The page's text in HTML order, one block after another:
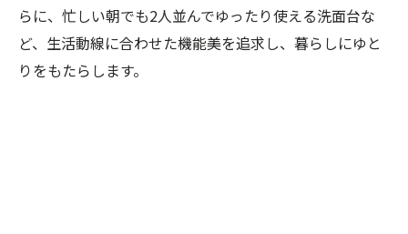
らに、忙しい朝でも2人並んでゆったり使える洗面台な
ど、生活動線に合わせた機能美を追求し、暮らしにゆと
りをもたらします。